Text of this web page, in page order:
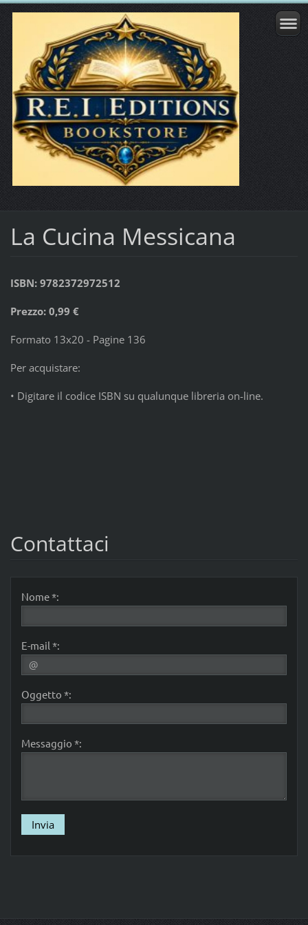
La Cucina Messicana
ISBN: 9782372972512
Prezzo: 0,99 €
Formato 13x20 - Pagine 136
Per acquistare:
• Digitare il codice ISBN su qualunque libreria on-line.
Contattaci
Nome *:
E-mail *:
Oggetto *:
Messaggio *: